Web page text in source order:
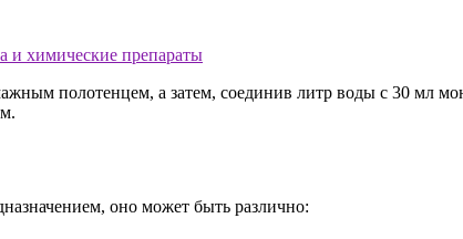
полотенцем, а затем, соединив литр воды с 30 мл
оно может быть различно: